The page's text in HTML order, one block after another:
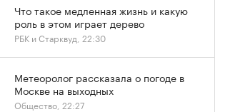
Что такое медленная жизнь и какую
роль в этом играет дерево
РБК и Старквуд, 22:30
Метеоролог рассказала о погоде в
Москве на выходных
Общество, 22:27